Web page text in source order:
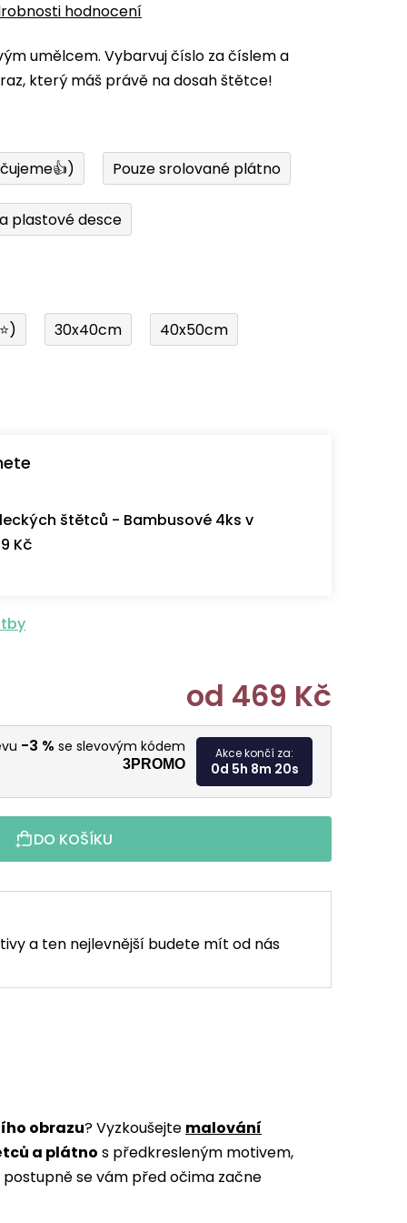
hodnocení
umělcem. Vybarvuj číslo za číslem a
který máš právě na dosah štětce!
Pouze srolované plátno
plastové desce
30x40cm 40x50cm
štětců - Bambusové 4ks v
Kč
od 469 Kč
Měrná
-3 % se slevovým kódem
3PROMO
Akce končí za:
0d 5h 8m 19s
DO KOŠÍKU
a ten nejlevnější budete mít od nás
obrazu? Vyzkoušejte malování
a plátno s předkresleným motivem,
se vám před očima začne